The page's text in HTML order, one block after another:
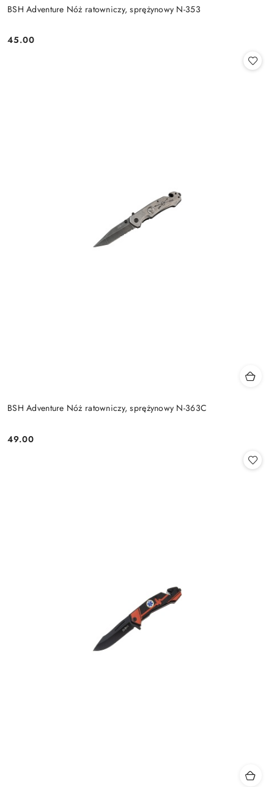
BSH Adventure Nóż ratowniczy, sprężynowy N-353
Cena:
45.00
BSH Adventure Nóż ratowniczy, sprężynowy N-363C
Cena:
49.00